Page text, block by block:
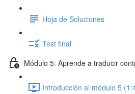
Hoja de Soluciones
Test final
Módulo 5: Aprende a traducir
Introducción al módulo 5